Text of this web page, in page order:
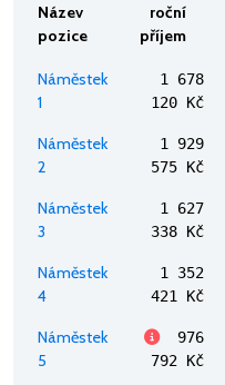
Název
pozice
roční
příjem
Náměstek
1
1 678
120 Kč
Náměstek
2
1 929
575 Kč
Náměstek
3
1 627
338 Kč
Náměstek
4
1 352
421 Kč
Náměstek
5
976
792 Kč